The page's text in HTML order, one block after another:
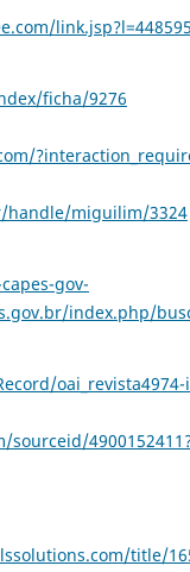
ficha/9276
miguilim/3324
gov-
index.php/
sourceid/
title/